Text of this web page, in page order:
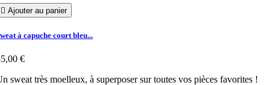
 Ajouter au panier
à capuche court bleu...
€
sweat très moelleux, à superposer sur toutes vos pièces favorites !